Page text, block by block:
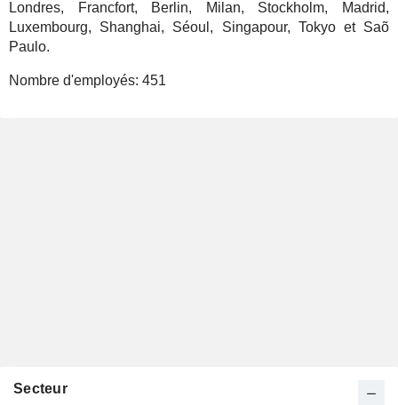
Londres, Francfort, Berlin, Milan, Stockholm, Madrid,
Luxembourg, Shanghai, Séoul, Singapour, Tokyo et Saõ
Paulo.
Nombre d'employés: 451
Secteur